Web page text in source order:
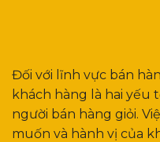
Đối với lĩnh vực bán
khách hàng là hai yếu
người bán hàng giỏi.
muốn và hành vị của